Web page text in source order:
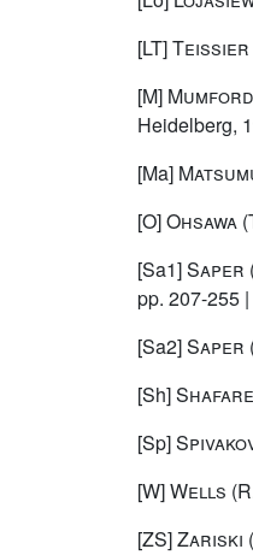
[LT]Teissier
[M]
Heidelberg,
[Ma]
[O]Ohsawa
[Sa1]Saper
pp. 207-255 |
[Sa2]Saper
[Sh]
[Sp]
[W]Wells
[ZS]Zariski